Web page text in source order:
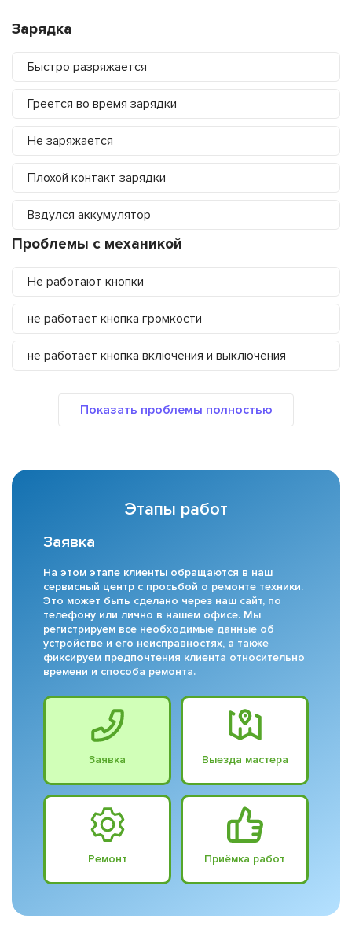
Зарядка
Быстро разряжается
Греется во время зарядки
Не заряжается
Плохой контакт зарядки
Вздулся аккумулятор
Проблемы с механикой
Не работают кнопки
не работает кнопка громкости
не работает кнопка включения и выключения
Этапы работ
Заявка
На этом этапе клиенты обращаются в наш
сервисный центр с просьбой о ремонте техники.
Это может быть сделано через наш сайт, по
телефону или лично в нашем офисе. Мы
регистрируем все необходимые данные об
устройстве и его неисправностях, а также
фиксируем предпочтения клиента относительно
времени и способа ремонта.
Заявка Выезда мастера
Ремонт Приёмка работ